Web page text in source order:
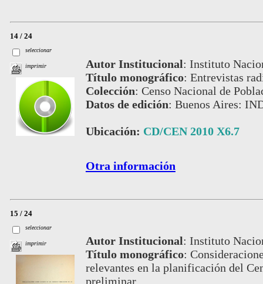
14 / 24
seleccionar
imprimir Autor Institucional: Instituto
Título monográfico: Entrevistas
Colección: Censo Nacional de
Datos de edición: Buenos Aires:
Ubicación: CD/CEN 2010 X6.7
Otra información
15 / 24
seleccionar
imprimir Autor Institucional: Instituto
Título monográfico:
relevantes en la planificación del
preliminar